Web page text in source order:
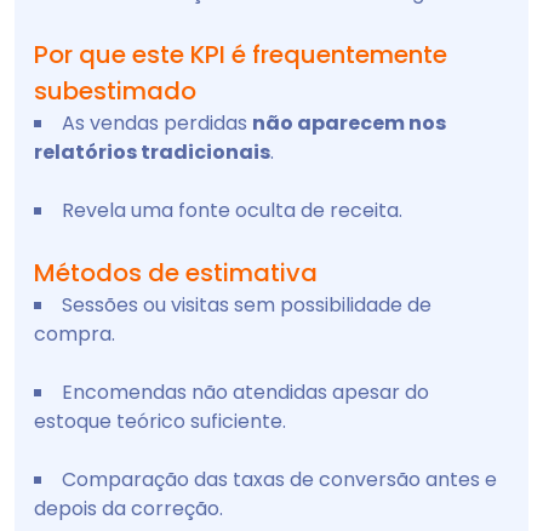
Por que este KPI é frequentemente
subestimado
As vendas perdidas não aparecem nos
relatórios tradicionais.
Revela uma fonte oculta de receita.
Métodos de estimativa
Sessões ou visitas sem possibilidade de
compra.
Encomendas não atendidas apesar do
estoque teórico suficiente.
Comparação das taxas de conversão antes e
depois da correção.